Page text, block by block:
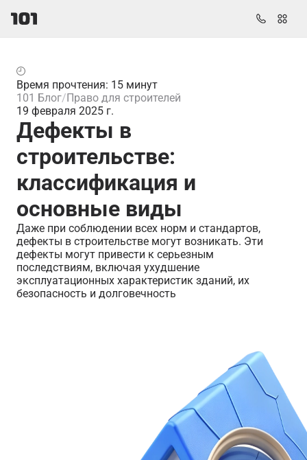
Время прочтения: 15 минут
101 Блог Право для строителей
19 февраля 2025 г.
Дефекты в
строительстве:
классификация и
основные виды
Даже при соблюдении всех норм и стандартов,
дефекты в строительстве могут возникать. Эти
дефекты могут привести к серьезным
последствиям, включая ухудшение
эксплуатационных характеристик зданий, их
безопасность и долговечность